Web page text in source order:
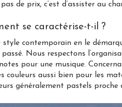
de prix, c’est d’assister au
se caractérise-t-il ?
style contemporain en le
Nous respectons
pour une musique.
couleurs aussi bien pour les
généralement pastels